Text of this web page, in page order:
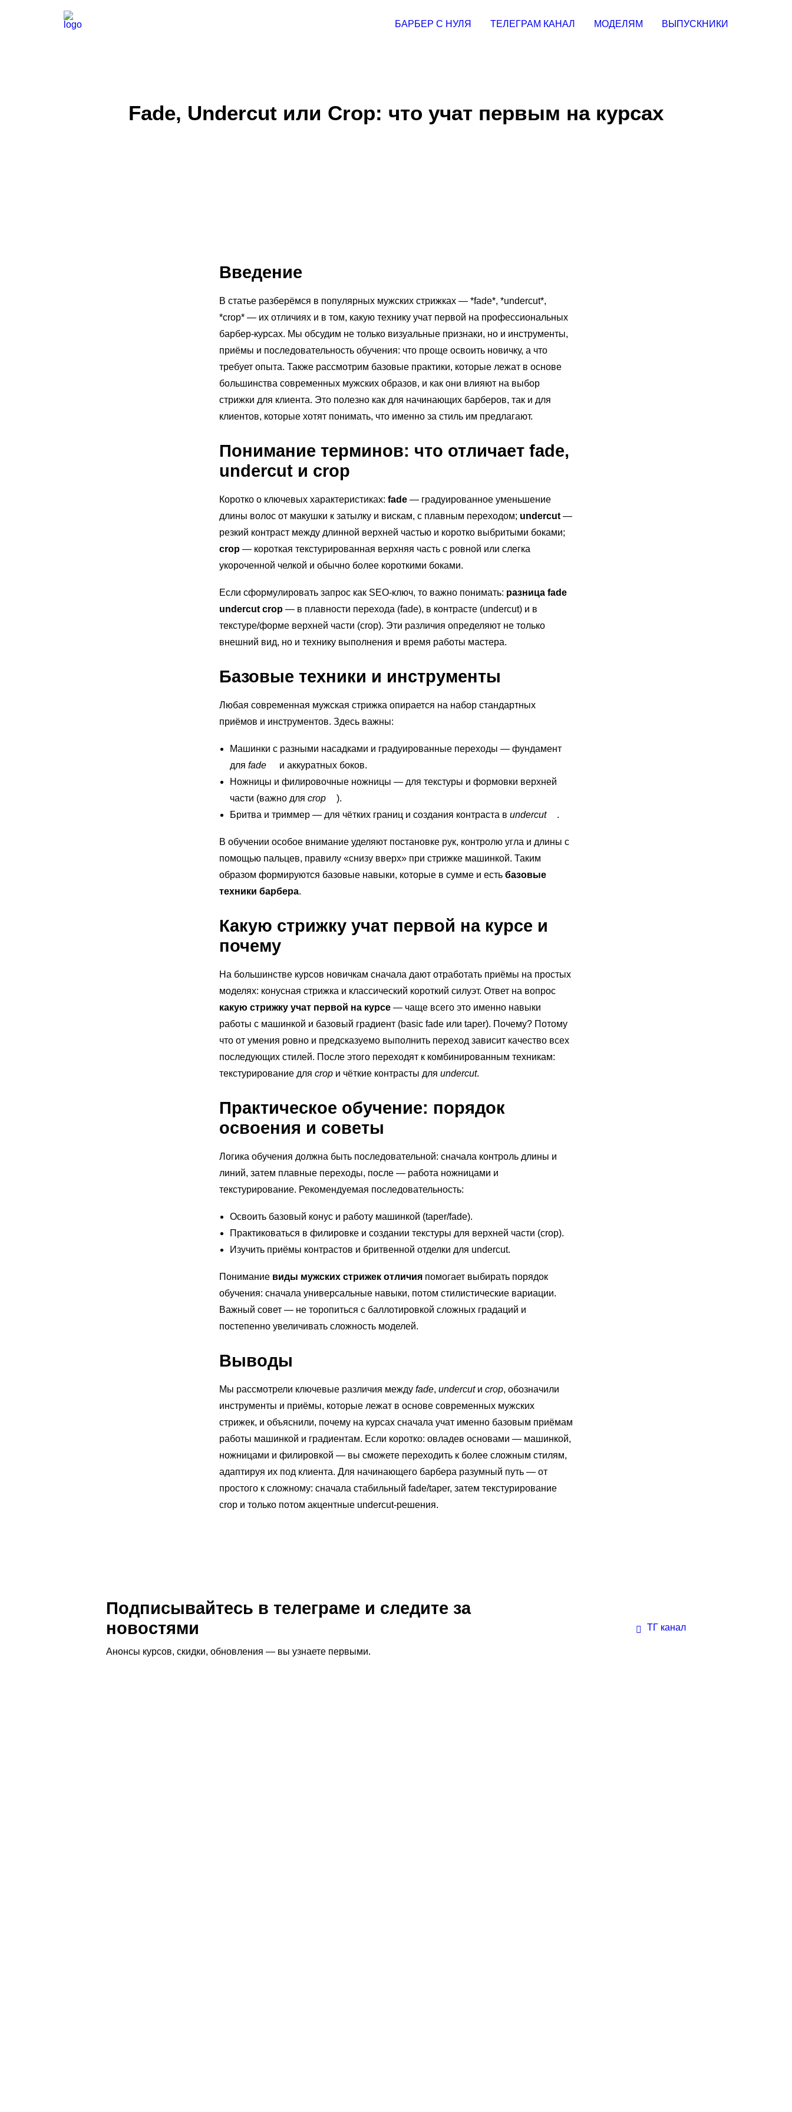
БАРБЕР С НУЛЯ ТЕЛЕГРАМ КАНАЛ МОДЕЛЯМ ВЫПУСКНИКИ
Fade, Undercut или Crop: что учат первым на курсах
Введение
В статье разберёмся в популярных мужских стрижках — *fade*, *undercut*,
*crop* — их отличиях и в том, какую технику учат первой на профессиональных
барбер-курсах. Мы обсудим не только визуальные признаки, но и инструменты,
приёмы и последовательность обучения: что проще освоить новичку, а что
требует опыта. Также рассмотрим базовые практики, которые лежат в основе
большинства современных мужских образов, и как они влияют на выбор
стрижки для клиента. Это полезно как для начинающих барберов, так и для
клиентов, которые хотят понимать, что именно за стиль им предлагают.
Понимание терминов: что отличает fade,
undercut и crop
Коротко о ключевых характеристиках: fade — градуированное уменьшение
длины волос от макушки к затылку и вискам, с плавным переходом; undercut —
резкий контраст между длинной верхней частью и коротко выбритыми боками;
crop — короткая текстурированная верхняя часть с ровной или слегка
укороченной челкой и обычно более короткими боками.
Если сформулировать запрос как SEO-ключ, то важно понимать: разница fade
undercut crop — в плавности перехода (fade), в контрасте (undercut) и в
текстуре/форме верхней части (crop). Эти различия определяют не только
внешний вид, но и технику выполнения и время работы мастера.
Базовые техники и инструменты
Любая современная мужская стрижка опирается на набор стандартных
приёмов и инструментов. Здесь важны:
Машинки с разными насадками и градуированные переходы — фундамент
для fade
и аккуратных боков.
Ножницы и филировочные ножницы — для текстуры и формовки верхней
части (важно для crop
).
Бритва и триммер — для чётких границ и создания контраста в undercut .
В обучении особое внимание уделяют постановке рук, контролю угла и длины с
помощью пальцев, правилу «снизу вверх» при стрижке машинкой. Таким
образом формируются базовые навыки, которые в сумме и есть базовые
техники барбера.
Какую стрижку учат первой на курсе и
почему
На большинстве курсов новичкам сначала дают отработать приёмы на простых
моделях: конусная стрижка и классический короткий силуэт. Ответ на вопрос
какую стрижку учат первой на курсе — чаще всего это именно навыки
работы с машинкой и базовый градиент (basic fade или taper). Почему? Потому
что от умения ровно и предсказуемо выполнить переход зависит качество всех
последующих стилей. После этого переходят к комбинированным техникам:
текстурирование для crop и чёткие контрасты для undercut.
Практическое обучение: порядок
освоения и советы
Логика обучения должна быть последовательной: сначала контроль длины и
линий, затем плавные переходы, после — работа ножницами и
текстурирование. Рекомендуемая последовательность:
Освоить базовый конус и работу машинкой (taper/fade).
Практиковаться в филировке и создании текстуры для верхней части (crop).
Изучить приёмы контрастов и бритвенной отделки для undercut.
Понимание виды мужских стрижек отличия помогает выбирать порядок
обучения: сначала универсальные навыки, потом стилистические вариации.
Важный совет — не торопиться с баллотировкой сложных градаций и
постепенно увеличивать сложность моделей.
Выводы
Мы рассмотрели ключевые различия между fade, undercutи crop, обозначили
инструменты и приёмы, которые лежат в основе современных мужских
стрижек, и объяснили, почему на курсах сначала учат именно базовым приёмам
работы машинкой и градиентам. Если коротко: овладев основами — машинкой,
ножницами и филировкой — вы сможете переходить к более сложным стилям,
адаптируя их под клиента. Для начинающего барбера разумный путь — от
простого к сложному: сначала стабильный fade/taper, затем текстурирование
crop и только потом акцентные undercut-решения.
Подписывайтесь в телеграме и следите за
новостями
Анонсы курсов, скидки, обновления — вы узнаете первыми.
ТГ канал